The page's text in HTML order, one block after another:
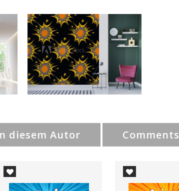
diesem Autor Comments